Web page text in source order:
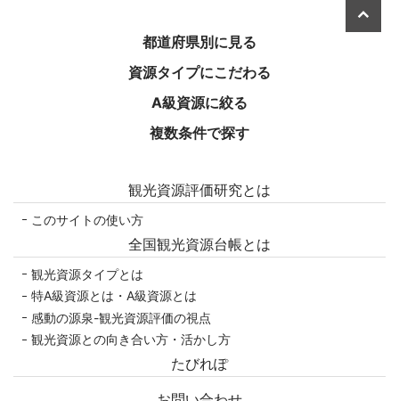
都道府県別に見る
資源タイプにこだわる
A級資源に絞る
複数条件で探す
観光資源評価研究とは
このサイトの使い方
全国観光資源台帳とは
観光資源タイプとは
特A級資源とは・A級資源とは
感動の源泉-観光資源評価の視点
観光資源との向き合い方・活かし方
たびれぽ